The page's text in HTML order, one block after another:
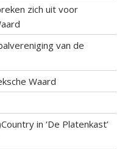
zich uit voor
van de
Waard
in ‘De Platenkast’